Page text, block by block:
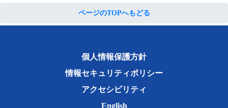
ページのTOPへもどる
個人情報保護方針
情報セキュリティポリシー
アクセシビリティ
English